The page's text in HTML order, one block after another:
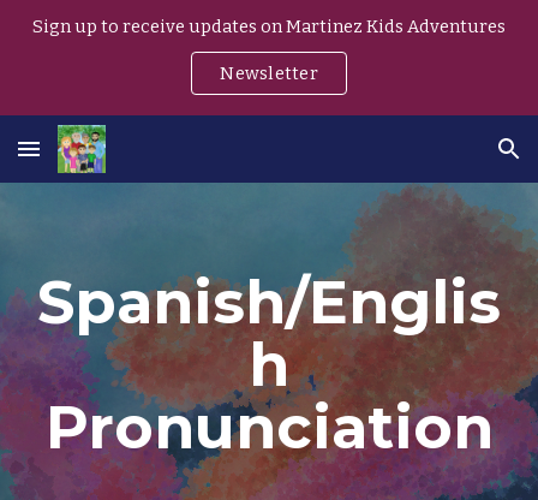
Sign up to receive updates on Martinez Kids Adventures
Newsletter
Spanish/Englis
h
Pronunciation